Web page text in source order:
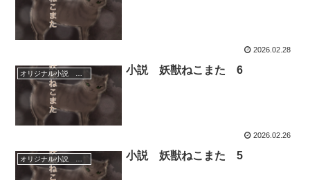
2026.02.28
小説 妖獣ねこまた 6
2026.02.26
小説 妖獣ねこまた 5